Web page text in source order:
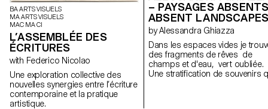
BA ARTS VISUELS
MA ARTS VISUELS
MAC MA CI
L’ASSEMBLÉE DES
ÉCRITURES
with Federico Nicolao
Une exploration collective des
nouvelles synergies entre l’écriture
contemporaine et la pratique
artistique.
– PAYSAGES
ABSENT
by Alessandra Ghiazza
Dans les espaces vides je
des fragments de rêves de
champs et d'eau, vert oubliée.
Une stratification de souvenirs